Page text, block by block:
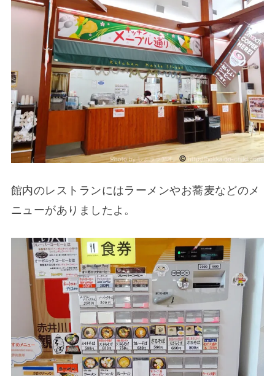
館内のレストランにはラーメンやお蕎麦などのメ
ニューがありましたよ。